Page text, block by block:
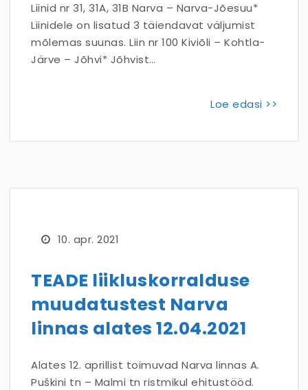
Liinid nr 31, 31A, 31B Narva – Narva-Jõesuu*
Liinidele on lisatud 3 täiendavat väljumist
mõlemas suunas. Liin nr 100 Kiviõli – Kohtla-
Järve – Jõhvi* Jõhvist…
Loe edasi >>
10. apr. 2021
TEADE liikluskorralduse
muudatustest Narva
linnas alates 12.04.2021
Alates 12. aprillist toimuvad Narva linnas A.
Puškini tn – Malmi tn ristmikul ehitustööd.